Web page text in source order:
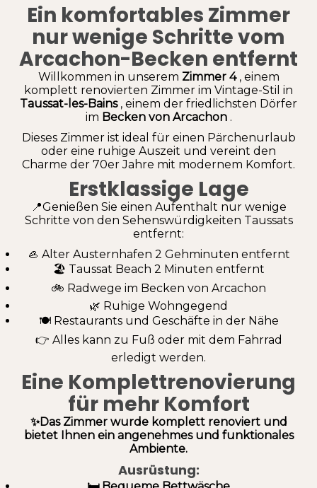
Ein komfortables Zimmer
nur wenige Schritte vom
Arcachon-Becken entfernt
Willkommen in unserem Zimmer 4, einem
komplett renovierten Zimmer im Vintage-Stil in
Taussat-les-Bains, einem der friedlichsten Dörfer
im Becken von Arcachon.
Dieses Zimmer ist ideal für einen Pärchenurlaub
oder eine ruhige Auszeit und vereint den
Charme der 70er Jahre mit modernem Komfort.
Erstklassige Lage
📍Genießen Sie einen Aufenthalt nur wenige
Schritte von den Sehenswürdigkeiten Taussats
entfernt:
🦪 Alter Austernhafen 2 Gehminuten entfernt
🏖️ Taussat Beach 2 Minuten entfernt
🚲 Radwege im Becken von Arcachon
🌿 Ruhige Wohngegend
🍽️ Restaurants und Geschäfte in der Nähe
👉 Alles kann zu Fuß oder mit dem Fahrrad
erledigt werden.
Eine Komplettrenovierung
für mehr Komfort
✨Das Zimmer wurde komplett renoviert und
bietet Ihnen ein angenehmes und funktionales
Ambiente.
Ausrüstung: